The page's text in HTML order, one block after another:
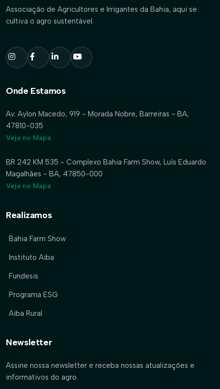
Associação de Agricultores e Irrigantes da Bahia, aqui se
cultiva o agro sustentável.
Onde Estamos
Av. Aylon Macedo, 919 - Morada Nobre, Barreiras - BA,
47810-035
Veja no Mapa
BR 242 KM 535 - Complexo Bahia Farm Show, Luís Eduardo
Magalhães - BA, 47850-000
Veja no Mapa
Realizamos
Bahia Farm Show
Instituto Aiba
Fundesis
Programa ESG
Aiba Rural
Newsletter
Assine nossa newsletter e receba nossas atualizações e
informativos do agro.